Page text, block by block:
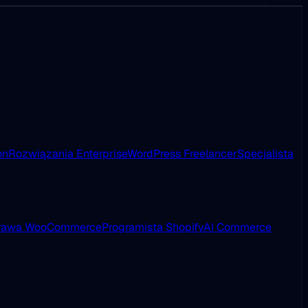
Rozwiązania EnterpriseWordPress FreelancerSpecjalista
WooCommerceProgramista ShopifyAI Commerce